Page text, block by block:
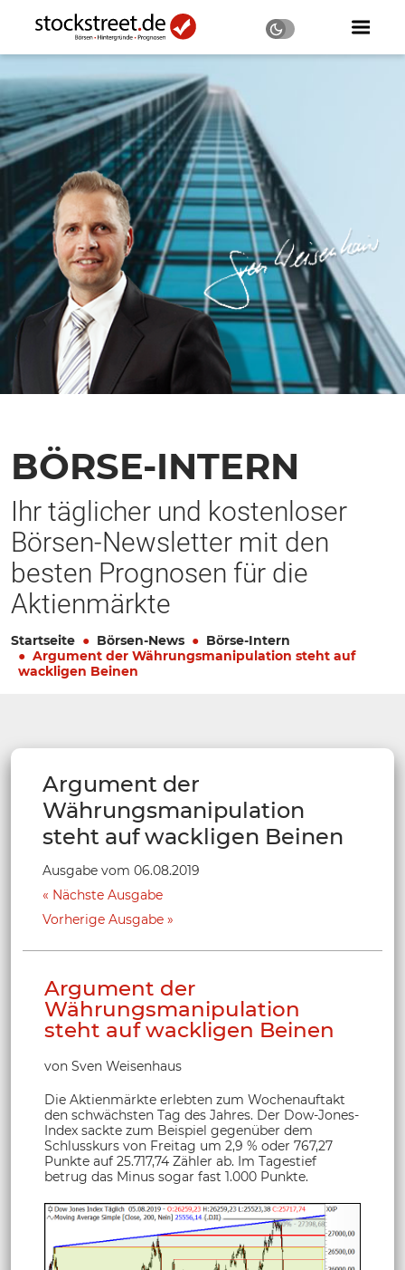
BÖRSE-INTERN
Ihr täglicher und kostenloser
Börsen-Newsletter mit den
besten Prognosen für die
Aktienmärkte
Startseite Börsen-News
Börse-Intern
Argument der Währungsmanipulation steht auf
wackligen Beinen
Argument der
Währungsmanipulation
steht auf wackligen Beinen
Ausgabe vom 06.08.2019
Nächste Ausgabe
Vorherige Ausgabe
Argument der
Währungsmanipulation
steht auf wackligen Beinen
von Sven Weisenhaus
Die Aktienmärkte erlebten zum Wochenauftakt
den schwächsten Tag des Jahres. Der Dow-Jones-
Index sackte zum Beispiel gegenüber dem
Schlusskurs von Freitag um 2,9 % oder 767,27
Punkte auf 25.717,74 Zähler ab. Im Tagestief
betrug das Minus sogar fast 1.000 Punkte.